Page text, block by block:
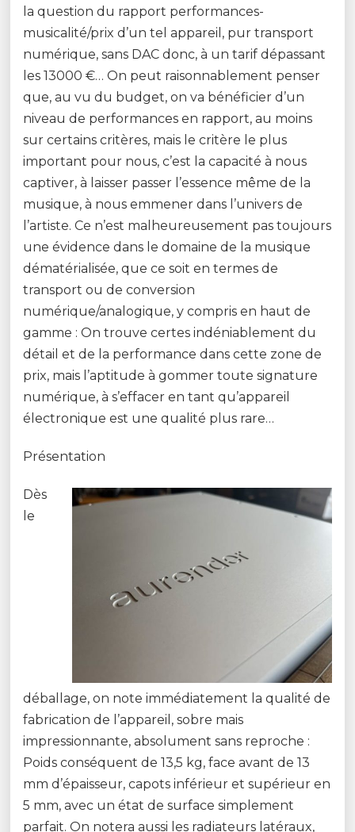
la question du rapport performances-
musicalité/prix d’un tel appareil, pur transport
numérique, sans DAC donc, à un tarif dépassant
les 13000 €… On peut raisonnablement penser
que, au vu du budget, on va bénéficier d’un
niveau de performances en rapport, au moins
sur certains critères, mais le critère le plus
important pour nous, c’est la capacité à nous
captiver, à laisser passer l’essence même de la
musique, à nous emmener dans l’univers de
l’artiste. Ce n’est malheureusement pas toujours
une évidence dans le domaine de la musique
dématérialisée, que ce soit en termes de
transport ou de conversion
numérique/analogique, y compris en haut de
gamme : On trouve certes indéniablement du
détail et de la performance dans cette zone de
prix, mais l’aptitude à gommer toute signature
numérique, à s’effacer en tant qu’appareil
électronique est une qualité plus rare…
Présentation
Dès
le
déballage, on note immédiatement la qualité de
fabrication de l’appareil, sobre mais
impressionnante, absolument sans reproche :
Poids conséquent de 13,5 kg, face avant de 13
mm d’épaisseur, capots inférieur et supérieur en
5 mm, avec un état de surface simplement
parfait. On notera aussi les radiateurs latéraux,